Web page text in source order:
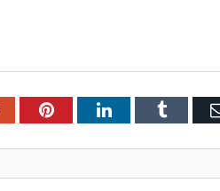
Google+PinterestLinkedInTumblr